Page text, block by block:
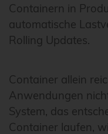
Containern in
automatische
Rolling Updates.
Container allein
Anwendungen
System, das
Container laufen,